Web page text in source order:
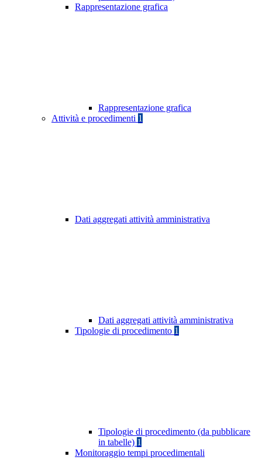
Rappresentazione grafica
Rappresentazione grafica
Attività e procedimenti 1
Dati aggregati attività amministrativa
Dati aggregati attività amministrativa
Tipologie di procedimento 1
Tipologie di procedimento (da pubblicare
in tabelle) 1
Monitoraggio tempi procedimentali